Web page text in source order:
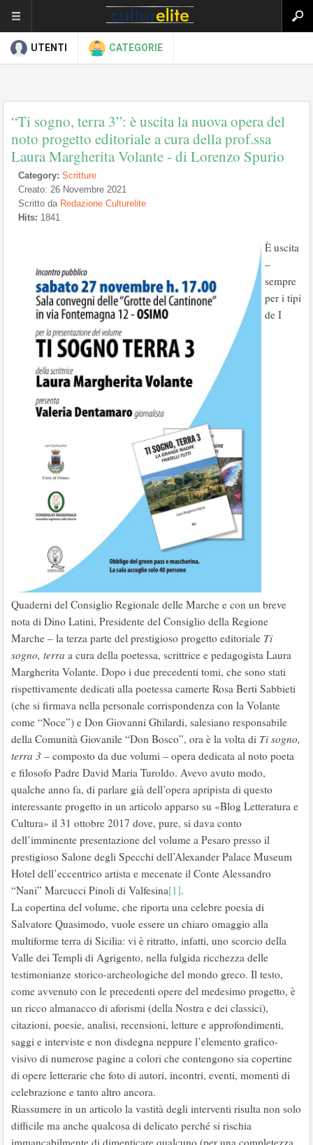
UTENTI CATEGORIE
“Ti sogno, terra 3”: è uscita la nuova opera del
noto progetto editoriale a cura della prof.ssa
Laura Margherita Volante - di Lorenzo Spurio
Category: Scritture
Creato: 26 Novembre 2021
Scritto da Redazione Culturelite
Hits: 1841
È uscita
–
sempre
per i tipi
de I
Quaderni del Consiglio Regionale delle Marche e con un breve
nota di Dino Latini, Presidente del Consiglio della Regione
Marche – la terza parte del prestigioso progetto editoriale Ti
sogno, terra a cura della poetessa, scrittrice e pedagogista Laura
Margherita Volante. Dopo i due precedenti tomi, che sono stati
rispettivamente dedicati alla poetessa camerte Rosa Berti Sabbieti
(che si firmava nella personale corrispondenza con la Volante
come “Noce”) e Don Giovanni Ghilardi, salesiano responsabile
della Comunità Giovanile “Don Bosco”, ora è la volta di Ti sogno,
terra 3 – composto da due volumi – opera dedicata al noto poeta
e filosofo Padre David Maria Turoldo. Avevo avuto modo,
qualche anno fa, di parlare già dell’opera apripista di questo
interessante progetto in un articolo apparso su «Blog Letteratura e
Cultura» il 31 ottobre 2017 dove, pure, si dava conto
dell’imminente presentazione del volume a Pesaro presso il
prestigioso Salone degli Specchi dell’Alexander Palace Museum
Hotel dell’eccentrico artista e mecenate il Conte Alessandro
“Nani” Marcucci Pinoli di Valfesina[1].
La copertina del volume, che riporta una celebre poesia di
Salvatore Quasimodo, vuole essere un chiaro omaggio alla
multiforme terra di Sicilia: vi è ritratto, infatti, uno scorcio della
Valle dei Templi di Agrigento, nella fulgida ricchezza delle
testimonianze storico-archeologiche del mondo greco. Il testo,
come avvenuto con le precedenti opere del medesimo progetto, è
un ricco almanacco di aforismi (della Nostra e dei classici),
citazioni, poesie, analisi, recensioni, letture e approfondimenti,
saggi e interviste e non disdegna neppure l’elemento grafico-
visivo di numerose pagine a colori che contengono sia copertine
di opere letterarie che foto di autori, incontri, eventi, momenti di
celebrazione e tanto altro ancora.
Riassumere in un articolo la vastità degli interventi risulta non solo
difficile ma anche qualcosa di delicato perché si rischia
immancabilmente di dimenticare qualcuno (per una completezza